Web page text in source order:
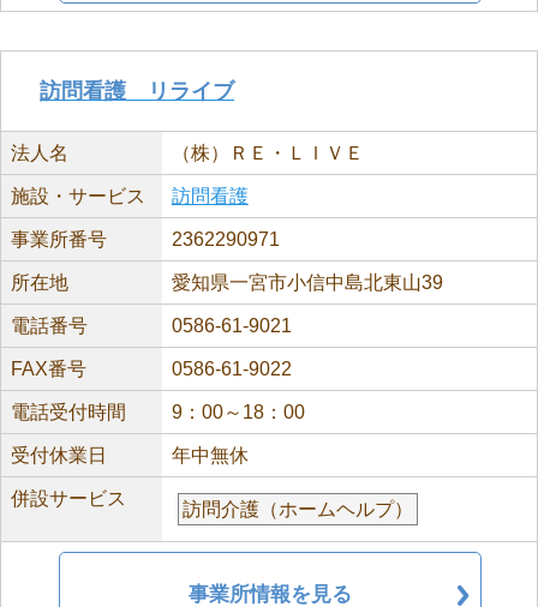
訪問看護 リライブ
法人名 （株）ＲＥ・ＬＩＶＥ
施設・サービス 訪問看護
事業所番号 2362290971
所在地 愛知県一宮市小信中島北東山39
電話番号 0586-61-9021
FAX番号 0586-61-9022
電話受付時間 9：00～18：00
受付休業日 年中無休
併設サービス
訪問介護（ホームヘルプ）
事業所情報を見る